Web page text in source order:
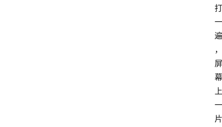
打
一
遍
，
屏
幕
上
一
片